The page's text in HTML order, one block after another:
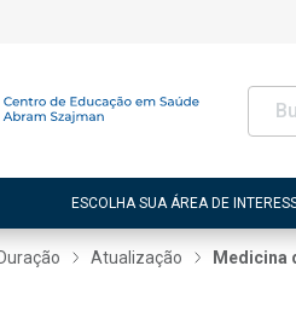
ESCOLHA SUA ÁREA DE
Atualização Medicina